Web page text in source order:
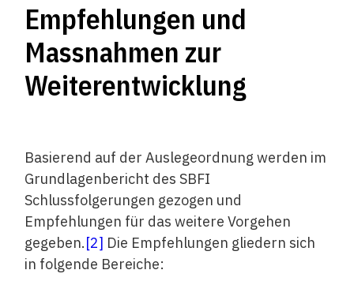
Empfehlungen und
Massnahmen zur
Weiterentwicklung
Basierend auf der Auslegeordnung werden im
Grundlagenbericht des SBFI
Schlussfolgerungen gezogen und
Empfehlungen für das weitere Vorgehen
gegeben.[2] Die Empfehlungen gliedern sich
in folgende Bereiche: